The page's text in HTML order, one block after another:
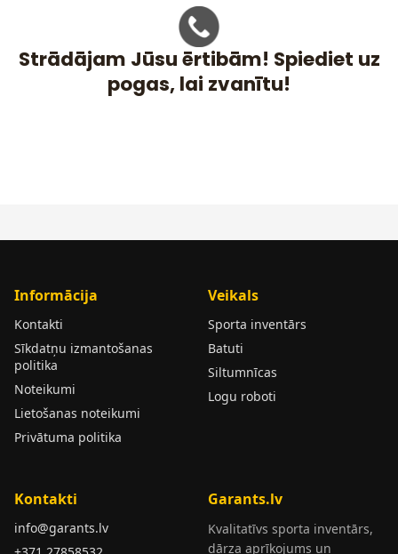
Strādājam Jūsu ērtibām! Spiediet uz
pogas, lai zvanītu!
Informācija
Kontakti
Sīkdatņu izmantošanas
politika
Noteikumi
Lietošanas noteikumi
Privātuma politika
Veikals
Sporta inventārs
Batuti
Siltumnīcas
Logu roboti
Kontakti
info@garants.lv
Garants.lv
Kvalitatīvs sporta inventārs,
dārza aprīkojums un